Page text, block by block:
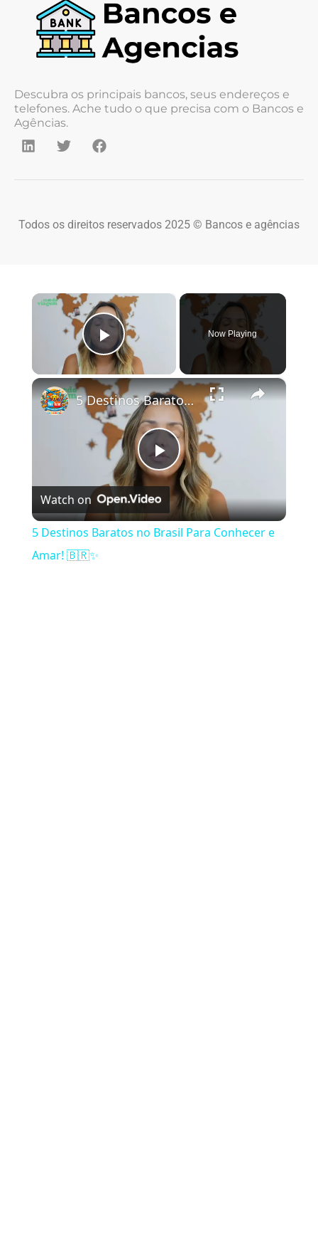
Descubra os principais bancos, seus endereços e
telefones. Ache tudo o que precisa com o Bancos e
Agências.
Todos os direitos reservados 2025 © Bancos e agências
×
Play Video
Now Playing
×
Play Video
5 Destinos Baratos no Brasil Para Conhecer e Amar! 🇧🇷✨
Watch on
5 Destinos Baratos no Brasil Para Conhecer e
Amar! 🇧🇷✨